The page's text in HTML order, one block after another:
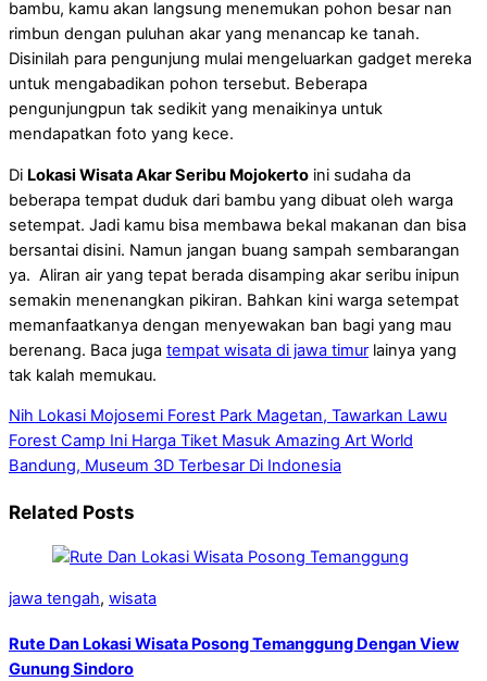
bambu, kamu akan langsung menemukan pohon besar nan
rimbun dengan puluhan akar yang menancap ke tanah.
Disinilah para pengunjung mulai mengeluarkan gadget mereka
untuk mengabadikan pohon tersebut. Beberapa
pengunjungpun tak sedikit yang menaikinya untuk
mendapatkan foto yang kece.
Di Lokasi Wisata Akar Seribu Mojokerto ini sudaha da
beberapa tempat duduk dari bambu yang dibuat oleh warga
setempat. Jadi kamu bisa membawa bekal makanan dan bisa
bersantai disini. Namun jangan buang sampah sembarangan
ya. Aliran air yang tepat berada disamping akar seribu inipun
semakin menenangkan pikiran. Bahkan kini warga setempat
memanfaatkanya dengan menyewakan ban bagi yang mau
berenang. Baca juga tempat wisata di jawa timur lainya yang
tak kalah memukau.
Nih Lokasi Mojosemi Forest Park Magetan, Tawarkan Lawu
Forest Camp Ini Harga Tiket Masuk Amazing Art World
Bandung, Museum 3D Terbesar Di Indonesia
Related Posts
jawa tengah, wisata
Rute Dan Lokasi Wisata Posong Temanggung Dengan View
Gunung Sindoro